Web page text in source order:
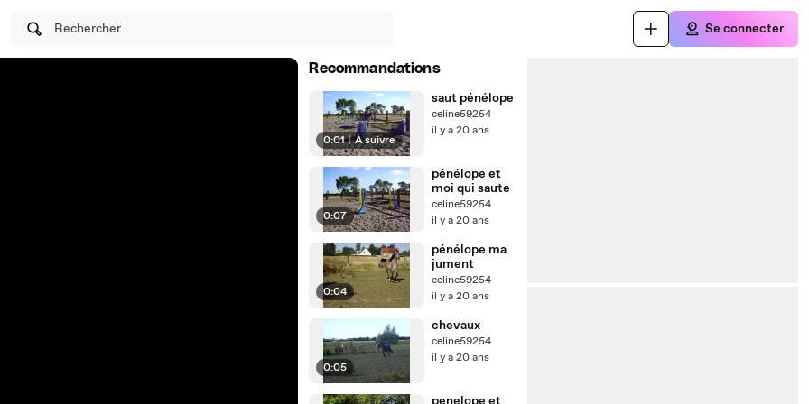
Rechercher Se connecter
Recommandations
0:01 | À suivre
saut pénélope
celine59254
il y a 20 ans
0:07
pénélope et
moi qui saute
celine59254
il y a 20 ans
0:04
pénélope ma
jument
celine59254
il y a 20 ans
0:05
chevaux
celine59254
il y a 20 ans